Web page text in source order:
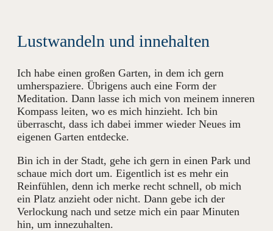
Lustwandeln und innehalten
Ich habe einen großen Garten, in dem ich gern
umherspaziere. Übrigens auch eine Form der
Meditation. Dann lasse ich mich von meinem inneren
Kompass leiten, wo es mich hinzieht. Ich bin
überrascht, dass ich dabei immer wieder Neues im
eigenen Garten entdecke.
Bin ich in der Stadt, gehe ich gern in einen Park und
schaue mich dort um. Eigentlich ist es mehr ein
Reinfühlen, denn ich merke recht schnell, ob mich
ein Platz anzieht oder nicht. Dann gebe ich der
Verlockung nach und setze mich ein paar Minuten
hin, um innezuhalten.